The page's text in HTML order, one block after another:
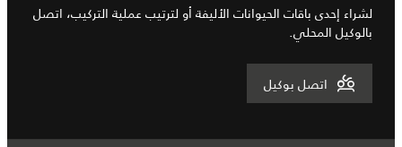
لشراء إحدى باقات الحيوانات الأليفة أو لترتيب عملية التركيب، اتصل
بالوكيل المحلي.
اتصل بوكيل